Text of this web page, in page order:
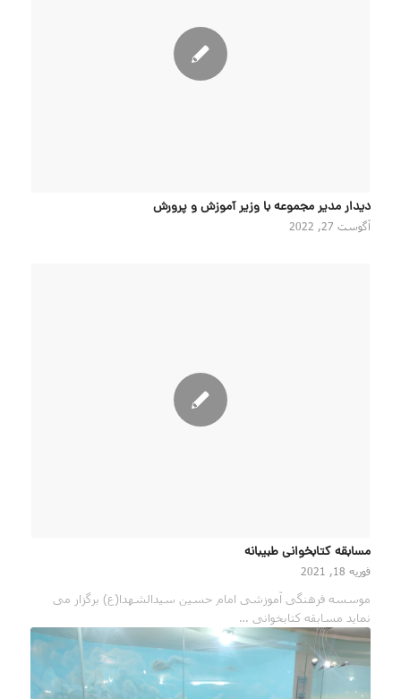
دیدار مدیر مجموعه با وزیر آموزش و پرورش
آگوست 27, 2022
مسابقه کتابخوانی طبیبانه
فوریه 18, 2021
موسسه فرهنگی آموزشی امام حسین سیدالشهدا(ع) برگزار می
نماید مسابقه کتابخوانی …